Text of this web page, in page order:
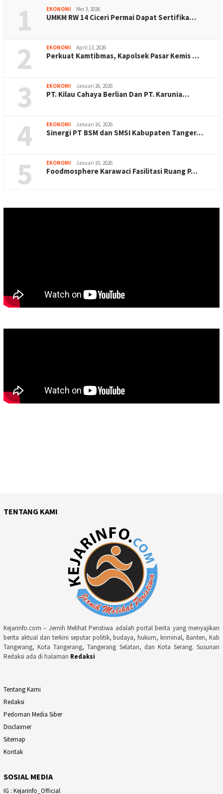
1 EKONOMI Mei 3, 2026
UMKM RW 14 Ciceri Permai Dapat Sertifika…
2 EKONOMI April 13, 2026
Perkuat Kamtibmas, Kapolsek Pasar Kemis …
3 EKONOMI Januari 26, 2026
PT. Kilau Cahaya Berlian Dan PT. Karunia…
4 EKONOMI Januari 16, 2026
Sinergi PT BSM dan SMSI Kabupaten Tanger…
5 EKONOMI Januari 16, 2026
Foodmosphere Karawaci Fasilitasi Ruang P…
TENTANG KAMI
Kejarinfo.com – Jernih Melihat Peristiwa adalah portal berita yang menyajikan
berita aktual dan terkini seputar politik, budaya, hukum, kriminal, Banten, Kab
Tangerang, Kota Tangerang, Tangerang Selatan, dan Kota Serang. Susunan
Redaksi ada di halaman Redaksi
Tentang Kami
Redaksi
Pedoman Media Siber
Disclaimer
Sitemap
Kontak
SOSIAL MEDIA
IG : Kejarinfo_Official